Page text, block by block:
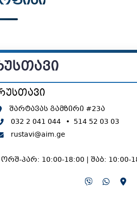
შარტავას გამზირი #23ა
032 2 041 044 • 514 52 03 03
rustavi@aim.ge
ორშ-პარ: 10:00-18:00 | შაბ: 10:00-